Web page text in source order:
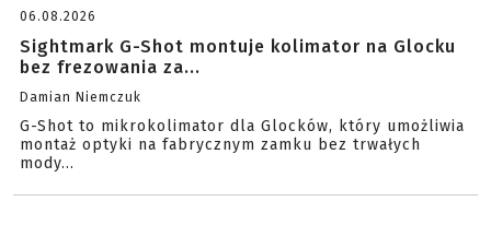
06.08.2026
Sightmark G-Shot montuje kolimator na Glocku
bez frezowania za...
Damian Niemczuk
G-Shot to mikrokolimator dla Glocków, który umożliwia
montaż optyki na fabrycznym zamku bez trwałych
mody...